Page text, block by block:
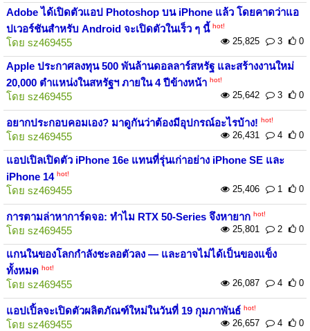
Adobe ได้เปิดตัวแอป Photoshop บน iPhone แล้ว โดยคาดว่าแอ
ปเวอร์ชันสำหรับ Android จะเปิดตัวในเร็ว ๆ นี้ hot!
โดย sz469455 25,825 3 0
Apple ประกาศลงทุน 500 พันล้านดอลลาร์สหรัฐ และสร้างงานใหม่
20,000 ตำแหน่งในสหรัฐฯ ภายใน 4 ปีข้างหน้า hot!
โดย sz469455 25,642 3 0
อยากประกอบคอมเอง? มาดูกันว่าต้องมีอุปกรณ์อะไรบ้าง! hot!
โดย sz469455 26,431 4 0
แอปเปิลเปิดตัว iPhone 16e แทนที่รุ่นเก่าอย่าง iPhone SE และ
iPhone 14 hot!
โดย sz469455 25,406 1 0
การตามล่าหาการ์ดจอ: ทำไม RTX 50-Series จึงหายาก hot!
โดย sz469455 25,801 2 0
แกนในของโลกกำลังชะลอตัวลง — และอาจไม่ได้เป็นของแข็ง
ทั้งหมด hot!
โดย sz469455 26,087 4 0
แอปเปิ้ลจะเปิดตัวผลิตภัณฑ์ใหม่ในวันที่ 19 กุมภาพันธ์ hot!
โดย sz469455 26,657 4 0